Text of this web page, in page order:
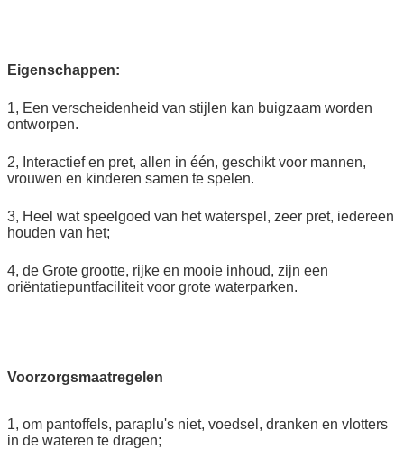
Eigenschappen:
1, Een verscheidenheid van stijlen kan buigzaam worden
ontworpen.
2, Interactief en pret, allen in één, geschikt voor mannen,
vrouwen en kinderen samen te spelen.
3, Heel wat speelgoed van het waterspel, zeer pret, iedereen
houden van het;
4, de Grote grootte, rijke en mooie inhoud, zijn een
oriëntatiepuntfaciliteit voor grote waterparken.
Voorzorgsmaatregelen
1, om pantoffels, paraplu's niet, voedsel, dranken en vlotters
in de wateren te dragen;